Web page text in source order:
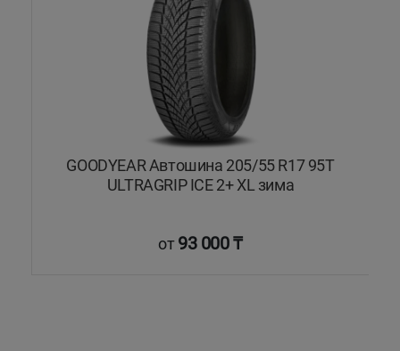
GOODYEAR Автошина 205/55 R17 95T
ULTRAGRIP ICE 2+ XL зима
от93 000 ₸